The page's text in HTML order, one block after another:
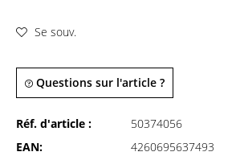
Se souv.
Questions sur l'article ?
Réf. d'article :
50374056
EAN:
4260695637493